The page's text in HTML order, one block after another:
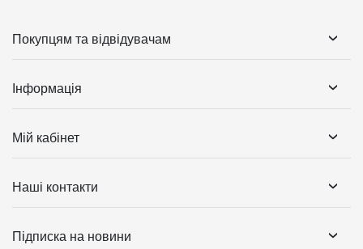
Покупцям та відвідувачам
Інформація
Мій кабінет
Наші контакти
Підписка на новини